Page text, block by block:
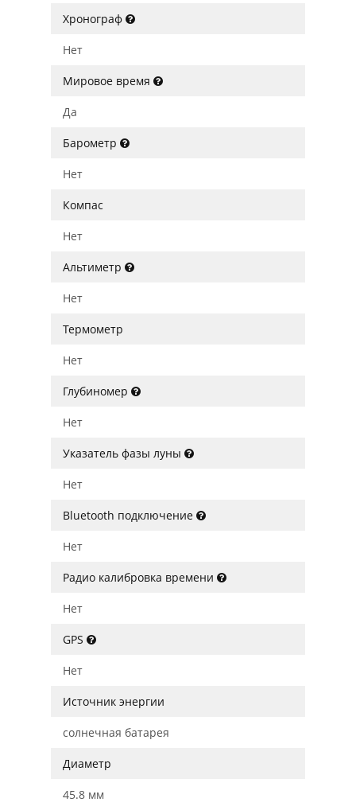
Хронограф
Нет
Мировое время
Да
Барометр
Нет
Компас
Нет
Альтиметр
Нет
Термометр
Нет
Глубиномер
Нет
Указатель фазы луны
Нет
Bluetooth подключение
Нет
Радио калибровка времени
Нет
GPS
Нет
Источник энергии
солнечная батарея
Диаметр
45.8 мм